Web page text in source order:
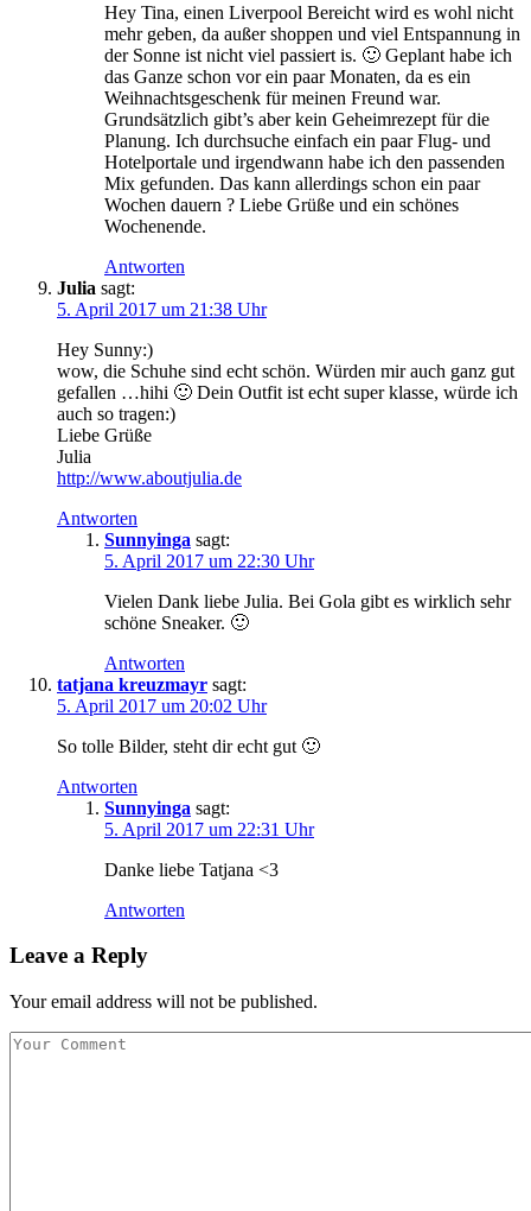
Hey Tina, einen Liverpool Bereicht wird es wohl nicht
mehr geben, da außer shoppen und viel Entspannung in
der Sonne ist nicht viel passiert is. 🙂 Geplant habe ich
das Ganze schon vor ein paar Monaten, da es ein
Weihnachtsgeschenk für meinen Freund war.
Grundsätzlich gibt’s aber kein Geheimrezept für die
Planung. Ich durchsuche einfach ein paar Flug- und
Hotelportale und irgendwann habe ich den passenden
Mix gefunden. Das kann allerdings schon ein paar
Wochen dauern ? Liebe Grüße und ein schönes
Wochenende.
Antworten
Julia sagt:
5. April 2017 um 21:38 Uhr
Hey Sunny:)
wow, die Schuhe sind echt schön. Würden mir auch ganz gut
gefallen …hihi 🙂 Dein Outfit ist echt super klasse, würde ich
auch so tragen:)
Liebe Grüße
Julia
http://www.aboutjulia.de
Antworten
Sunnyinga sagt:
5. April 2017 um 22:30 Uhr
Vielen Dank liebe Julia. Bei Gola gibt es wirklich sehr
schöne Sneaker. 🙂
Antworten
tatjana kreuzmayr sagt:
5. April 2017 um 20:02 Uhr
So tolle Bilder, steht dir echt gut 🙂
Antworten
Sunnyinga sagt:
5. April 2017 um 22:31 Uhr
Danke liebe Tatjana <3
Antworten
Leave a Reply
Your email address will not be published.